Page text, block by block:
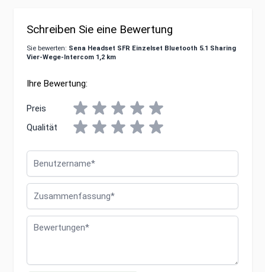
Schreiben Sie eine Bewertung
Sie bewerten: Sena Headset SFR Einzelset Bluetooth 5.1 Sharing
Vier-Wege-Intercom 1,2 km
Ihre Bewertung:
Preis
Qualität
Bewertungen